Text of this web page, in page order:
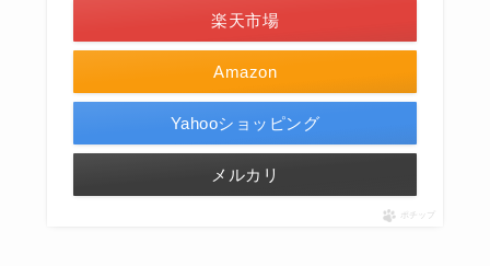
Amazon
楽天市場
Yahooショッピング
メルカリ
ポチップ